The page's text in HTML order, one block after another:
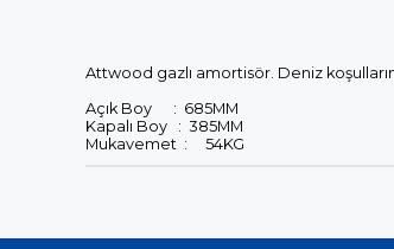
Attwood gazlı amortisör. Deniz
Açık Boy : 685MM
Kapalı Boy : 385MM
Mukavemet : 54KG